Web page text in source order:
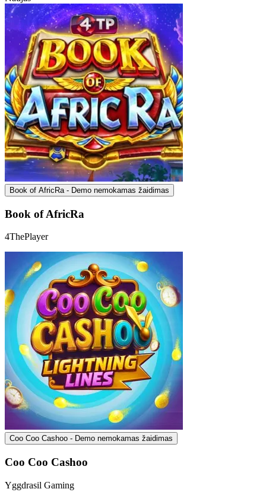
Book of AfricRa - Demo nemokamas žaidimas
Book of AfricRa
4ThePlayer
Coo Coo Cashoo - Demo nemokamas žaidimas
Coo Coo Cashoo
Yggdrasil Gaming